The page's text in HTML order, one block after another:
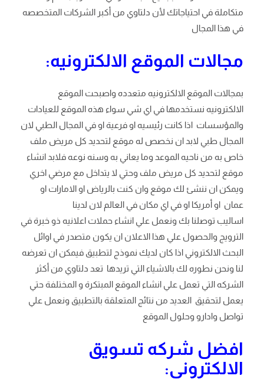
متكاملة في احتياجاتك لأن دلتاوي من أكبر الشركات المتخصصه
في هذا المجال
مجالات الموقع الالكترونيه:
بمجالات الموقع الالكترونيه متعدده واصبحت الموقع
الالكترونيه نستخدمها في اي شي سواء هذه الموقع للعيادات
والمؤسسات اذا كانت رئيسيه او فرعية او في المجال الطبي لان
المجال طبي لابد ان نخصص له موقع لتحديد كل مريض ملف
خاص به من ناحيه الموعد وما يعاني به وسنه نوعه فلابد انشاء
موقع لتحديد كل مريض ملف وحتي لا يتداخل مع مرضي اخري
ويمكن ان ننشئ لك موقع وان كنت بالرياض او الامارات او
عمان او أمريكا او في اي مكان في العالم لان لدينا
اساليب توصلنا بك ونعمل علي انشاء حملات اعلانيه ذو خبرة في
الترويج والحصول علي هذا الاعلان ان يكون متصدر في اوائل
البحث الالكتروني اذا كان لديك نموذج لتطبيق فيمكن ان تعرضه
لنا ونحن نطوره لك بالاشياء التي تريدها تعد دلتاوي من أكثر
الشركه التي تعمل علي انشاء الموقع المبتكرة و المختلفة حتي
يعمل لتحقيق العديد من نتائج المتعلقة بالتطبيق ونعمل علي
تواصل وادارو وحلول الموقع
افضل شركه تسويق
الالكتروني: